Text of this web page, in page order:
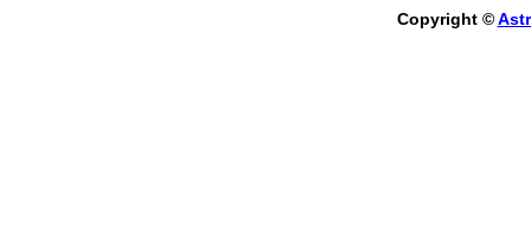
Copyright ©